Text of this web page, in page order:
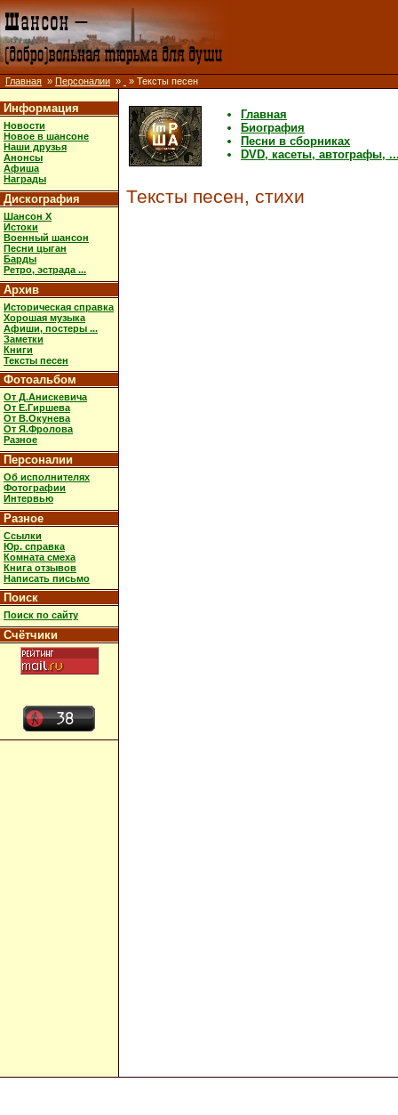
Главная » Персоналии » » Тексты песен
Информация
Новости
Новое в шансоне
Наши друзья
Анонсы
Афиша
Награды
Дискография
Шансон X
Истоки
Военный шансон
Песни цыган
Барды
Ретро, эстрада ...
Архив
Историческая справка
Хорошая музыка
Афиши, постеры ...
Заметки
Книги
Тексты песен
Фотоальбом
От Д.Анискевича
От Е.Гиршева
От В.Окунева
От Я.Фролова
Разное
Персоналии
Об исполнителях
Фотографии
Интервью
Разное
Ссылки
Юр. справка
Комната смеха
Книга отзывов
Написать письмо
Поиск
Поиск по сайту
Счётчики
Главная
Биография
Песни в сборниках
DVD, касеты, автографы,
Тексты песен, стихи